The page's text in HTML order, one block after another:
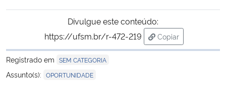
Divulgue este conteúdo:
https://ufsm.br/r-472-219
Copiar
para área de
Registrado em SEM CATEGORIA
Assunto(s): OPORTUNIDADE